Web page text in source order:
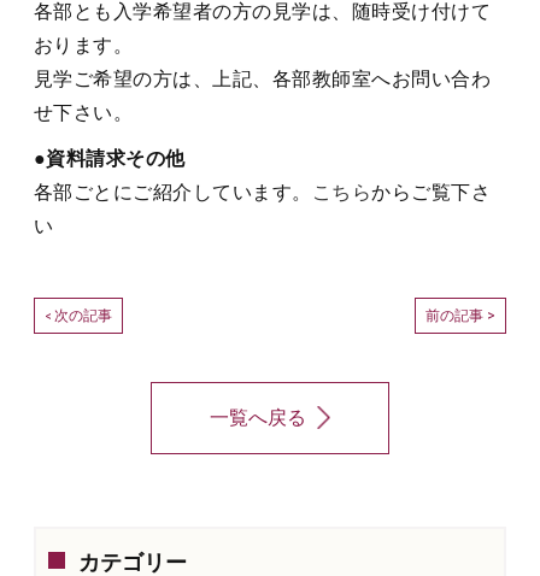
各部とも入学希望者の方の見学は、随時受け付けて
おります。
見学ご希望の方は、上記、各部教師室へお問い合わ
せ下さい。
●資料請求その他
各部ごとにご紹介しています。
こちらからご覧下さ
い
< 次の記事 前の記事 >
一覧へ戻る
カテゴリー